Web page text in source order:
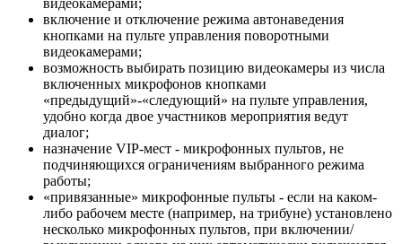
видеокамерами;
включение и отключение режима автонаведения
кнопками на пульте управления поворотными
видеокамерами;
возможность выбирать позицию видеокамеры из числа
включенных микрофонов кнопками
«предыдущий»-«следующий» на пульте управления,
удобно когда двое участников мероприятия ведут
диалог;
назначение VIP-мест - микрофонных пультов, не
подчиняющихся ограничениям выбранного режима
работы;
«привязанные» микрофонные пульты - если на каком-
либо рабочем месте (например, на трибуне) установлено
несколько микрофонных пультов, при включении/